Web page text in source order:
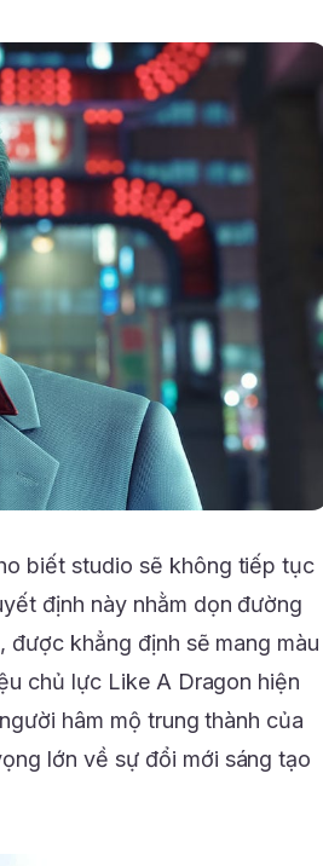
biết studio sẽ không tiếp tục
định này nhằm dọn đường
khẳng định sẽ mang màu
chủ lực Like A Dragon hiện
hâm mộ trung thành của
lớn về sự đổi mới sáng tạo